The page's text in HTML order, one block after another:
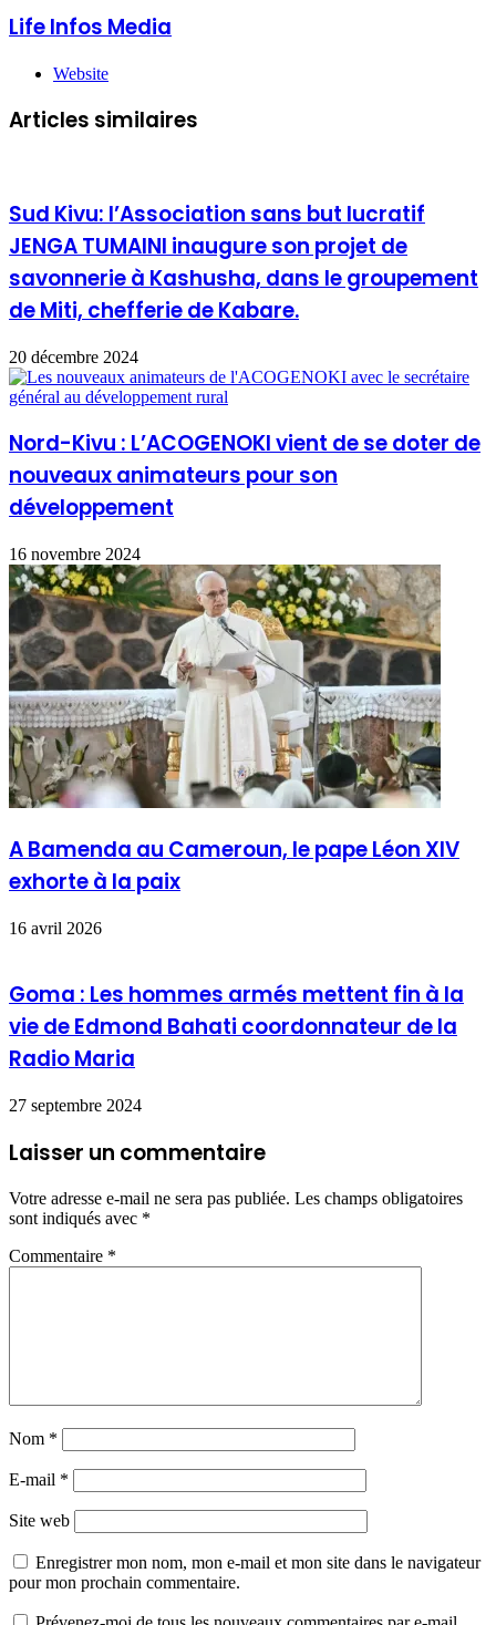
Life Infos Media
Website
Articles similaires
Sud Kivu: l’Association sans but lucratif
JENGA TUMAINI inaugure son projet de
savonnerie à Kashusha, dans le groupement
de Miti, chefferie de Kabare.
20 décembre 2024
Nord-Kivu : L’ACOGENOKI vient de se doter de
nouveaux animateurs pour son
développement
16 novembre 2024
A Bamenda au Cameroun, le pape Léon XIV
exhorte à la paix
16 avril 2026
Goma : Les hommes armés mettent fin à la
vie de Edmond Bahati coordonnateur de la
Radio Maria
27 septembre 2024
Laisser un commentaire
Votre adresse e-mail ne sera pas publiée. Les champs obligatoires
sont indiqués avec *
Commentaire *
Nom *
E-mail *
Site web
Enregistrer mon nom, mon e-mail et mon site dans le navigateur
pour mon prochain commentaire.